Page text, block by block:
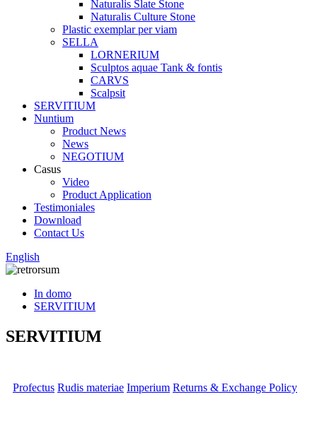
Naturalis Slate Stone
Naturalis Culture Stone
Plastic exemplar per viam
SELLA
LORNERIUM
Sculptos aquae Tank & fontis
CARVS
Scalpsit
SERVITIUM
Nuntium
Product News
News
NEGOTIUM
Casus
Video
Product Application
Testimoniales
Download
Contact Us
English
In domo
SERVITIUM
SERVITIUM
Profectus Rudis materiae Imperium Returns & Exchange Policy